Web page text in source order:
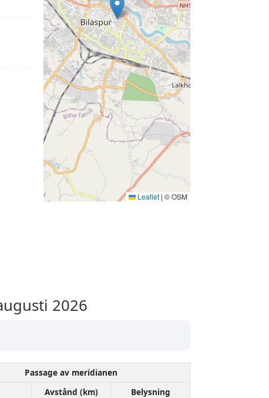
Leaflet | © OSM
2026
Passage av meridianen
Avstånd (km)
Belysning